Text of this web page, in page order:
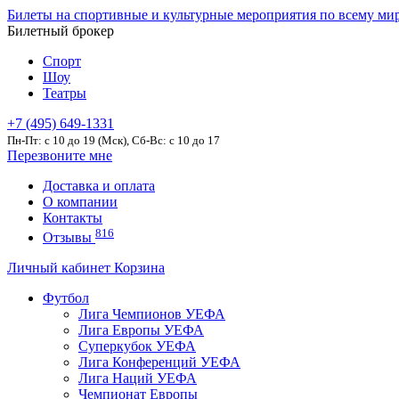
Билеты на спортивные и культурные мероприятия по всему
Билетный брокер
Спорт
Шоу
Театры
+7 (495) 649-1331
Пн-Пт: c 10 до 19 (Мск), Сб-Вс: с 10 до 17
Перезвоните мне
Доставка и оплата
О компании
Контакты
Отзывы 816
Личный кабинет Корзина
Футбол
Лига Чемпионов УЕФА
Лига Европы УЕФА
Суперкубок УЕФА
Лига Конференций УЕФА
Лига Наций УЕФА
Чемпионат Европы